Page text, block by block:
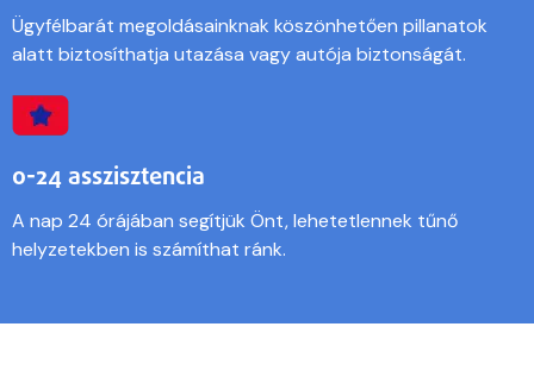
Ügyfélbarát megoldásainknak köszönhetően pillanatok
alatt biztosíthatja utazása vagy autója biztonságát.
0-24 asszisztencia
A nap 24 órájában segítjük Önt, lehetetlennek tűnő
helyzetekben is számíthat ránk.